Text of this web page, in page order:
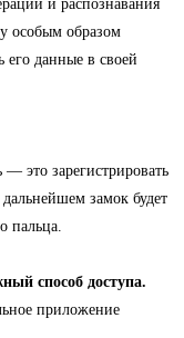
и распознавания
особым образом
его данные в своей
это зарегистрировать
замок будет
пальца.
способ доступа.
приложение